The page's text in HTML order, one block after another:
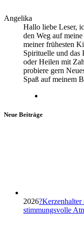
Angelika
Hallo liebe Leser,
den Weg auf
meiner frühesten
Spirituelle und das
oder Heilen mit
probiere gern
Spaß auf meinem
Neue Beiträge
2026
stimmungsvolle